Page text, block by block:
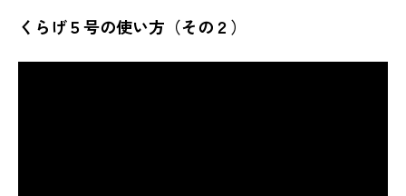
くらげ５号の使い方（その２）